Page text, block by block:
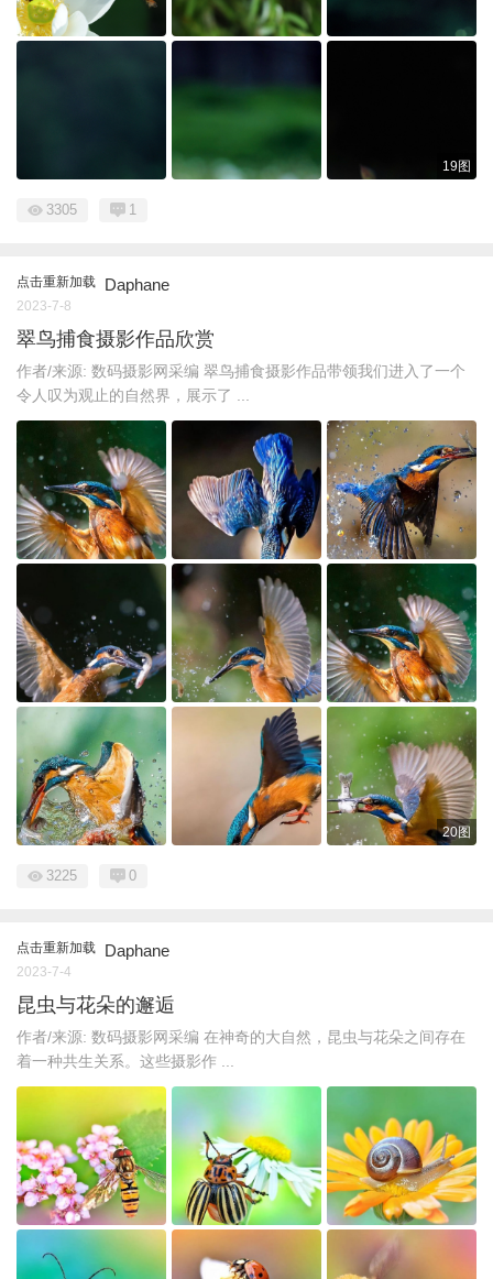
19图
3305 1
点击重新加载 Daphane
2023-7-8
翠鸟捕食摄影作品欣赏
作者/来源: 数码摄影网采编 翠鸟捕食摄影作品带领我们进入了一个
令人叹为观止的自然界，展示了 ...
20图
3225 0
点击重新加载 Daphane
2023-7-4
昆虫与花朵的邂逅
作者/来源: 数码摄影网采编 在神奇的大自然，昆虫与花朵之间存在
着一种共生关系。这些摄影作 ...